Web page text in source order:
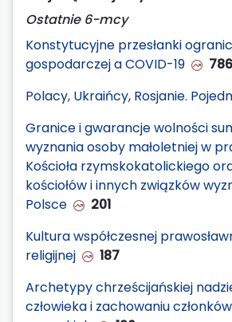
Ostatnie 6-mcy
Konstytucyjne przesłanki
gospodarczej a COVID-19
786
Polacy, Ukraińcy, Rosjanie.
Granice i gwarancje wolności
wyznania osoby małoletniej w
Kościoła rzymskokatolickiego
kościołów i innych związków
Polsce
201
Kultura współczesnej
religijnej
187
Archetypy chrześcijańskiej
człowieka i zachowaniu